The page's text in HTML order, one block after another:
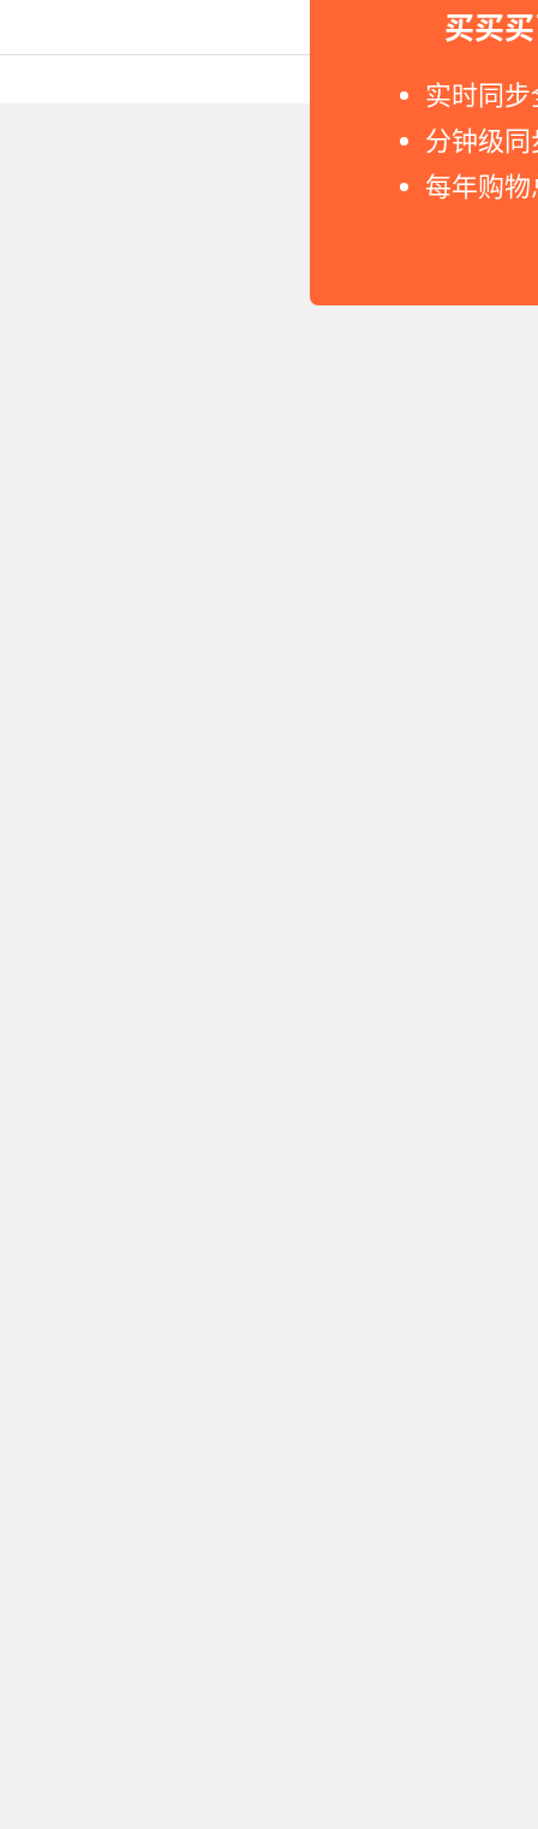
买买
实时同
分钟级
每年购
Copyright © 2011-2026 网购